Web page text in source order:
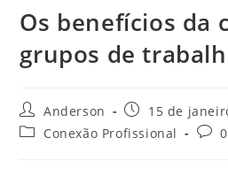
Os benefícios da
grupos de
Anderson
15 de
Conexão Profissional